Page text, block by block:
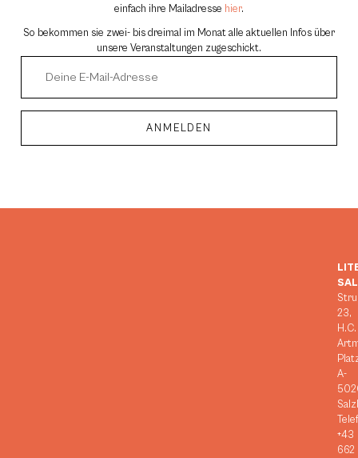
einfach ihre Mailadresse hier.
So bekommen sie zwei- bis dreimal im Monat alle aktuellen Infos über
unsere Veranstaltungen zugeschickt.
ANMELDEN
23,
H.C.
A-
+43
662